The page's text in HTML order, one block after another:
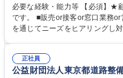
ーション、お客様対応 ■窓口にて、ご来店された個人のお客様に対して金
融商品のご提案 ■効率的な事務
に必ずご覧ください≫ ※記事
必要な経験・能力等 【必須】★
です。 ■販売or接客or窓口業務
を通じてニーズをヒアリングし対応/提
るので安心して入行いただけま
や社内副業等を活用し、 一人ひ
正社員
公益財団法人東京都道路整